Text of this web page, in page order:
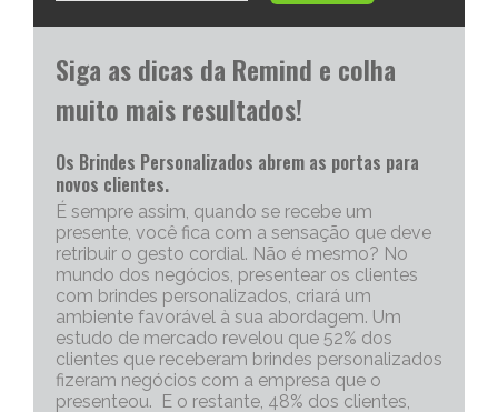
Siga as dicas da Remind e colha
muito mais resultados!
Os Brindes Personalizados abrem as portas para
novos clientes.
É sempre assim, quando se recebe um
presente, você fica com a sensação que deve
retribuir o gesto cordial. Não é mesmo? No
mundo dos negócios, presentear os clientes
com brindes personalizados, criará um
ambiente favorável à sua abordagem. Um
estudo de mercado revelou que 52% dos
clientes que receberam brindes personalizados
fizeram negócios com a empresa que o
presenteou. E o restante, 48% dos clientes,